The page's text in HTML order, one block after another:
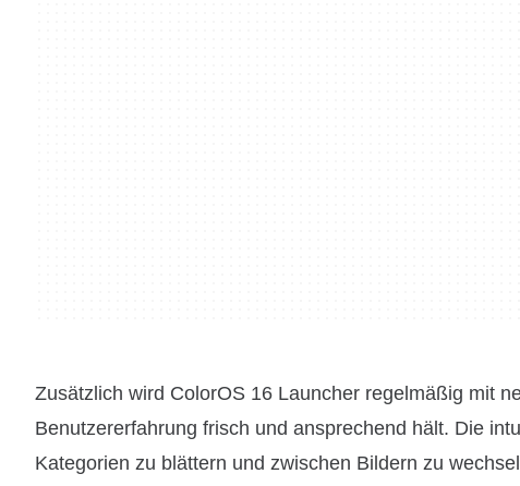
Zusätzlich wird ColorOS 16 Launcher regelmäßig mit
Benutzererfahrung frisch und ansprechend hält. Die
Kategorien zu blättern und zwischen Bildern zu